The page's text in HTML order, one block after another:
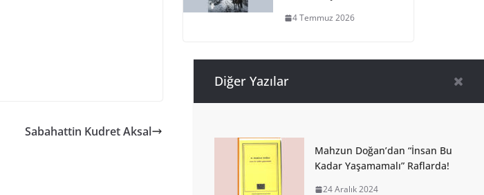
Sabahattin Kudret Aksal
4 Temmuz 2026
Diğer Yazılar
Mahzun Doğan’dan “İnsan Bu
Kadar Yaşamamalı” Raflarda!
24 Aralık 2024